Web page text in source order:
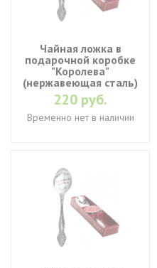
Чайная ложка в
подарочной коробке
"Королева"
(нержавеющая сталь)
220 руб.
Временно нет в наличии